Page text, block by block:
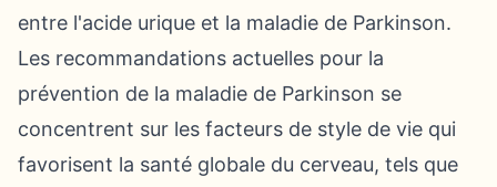
entre l'acide urique et la maladie de Parkinson.
Les recommandations actuelles pour la
prévention de la maladie de Parkinson se
concentrent sur les facteurs de style de vie qui
favorisent la santé globale du cerveau, tels que